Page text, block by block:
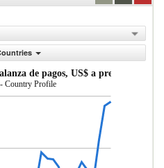
de pagos, US$ a precios
Country Profile